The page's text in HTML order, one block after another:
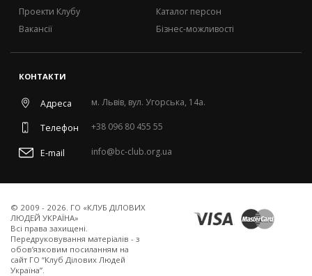
Проекти Клубу
Вакансії
Каталог персон
Бізнес-можливості
КОНТАКТИ
Адреса м. Львів, вул. Угорська, 14а.
Телефон +38 096 80 455 55
E-mail info@bc-club.org.ua
© 2009 - 2026. ГО «КЛУБ ДІЛОВИХ
ЛЮДЕЙ УКРАЇНА»
Всi права захищенi.
Передруковування матеріалів - з
обов’язковим посиланням на
сайт ГО “Клуб Ділових Людей
Україна”.